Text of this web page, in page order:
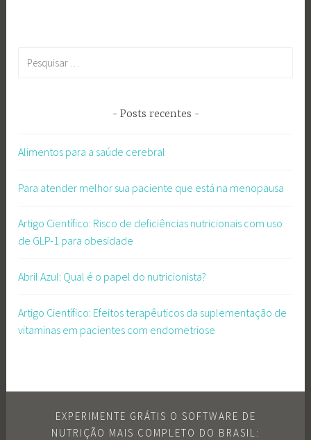
Posts recentes
Alimentos para a saúde cerebral
Para atender melhor sua paciente que está na menopausa
Artigo Científico: Risco de deficiências nutricionais com uso
de GLP-1 para obesidade
Abril Azul: Qual é o papel do nutricionista?
Artigo Científico: Efeitos terapêuticos da suplementação de
vitaminas em pacientes com endometriose
EXPERIMENTE GRÁTIS O SOFTWARE DE
NUTRIÇÃO MAIS COMPLETO DO BRASIL: